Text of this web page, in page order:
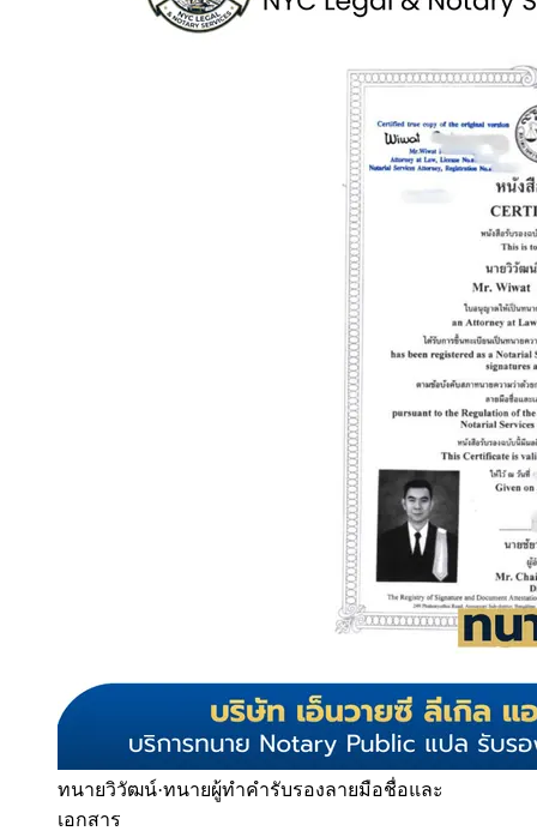
ทนายวิวัฒน์·ทนายผู้ทำคำรับรองลายมือชื่อและ
เอกสาร